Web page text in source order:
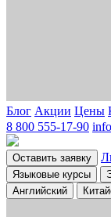
Блог Акции Цены
8 800 555-17-90
Оставить заявку
Языковые курсы
Английский